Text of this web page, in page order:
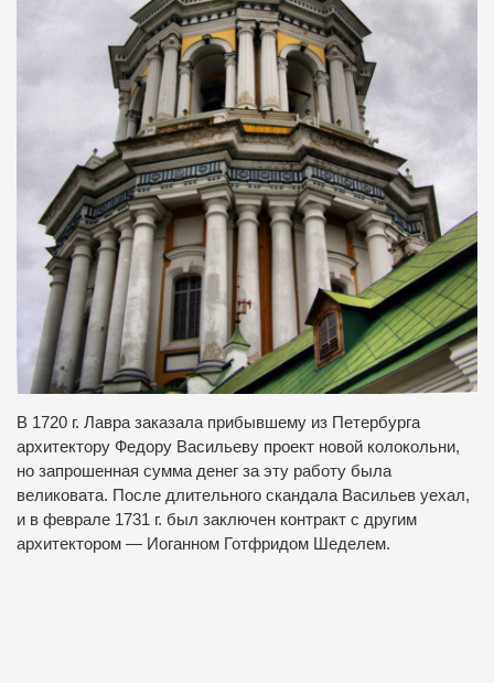
В 1720 г. Лавра заказала прибывшему из Петербурга
архитектору Федору Васильеву проект новой колокольни,
но запрошенная сумма денег за эту работу была
великовата. После длительного скандала Васильев уехал,
и в феврале 1731 г. был заключен контракт с другим
архитектором — Иоганном Готфридом Шеделем.